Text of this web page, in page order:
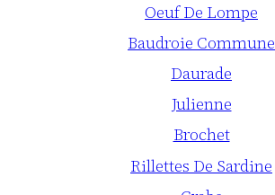
Oeuf De Lompe
Baudroie Commune
Daurade
Julienne
Brochet
Rillettes De Sardine